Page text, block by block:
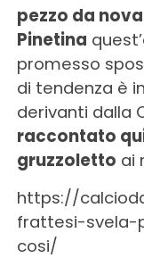
pezzo da
Pinetina
promesso
di tendenza è
derivanti dalla
raccontato
gruzzoletto ai
https://
frattesi-svela-
cosi/